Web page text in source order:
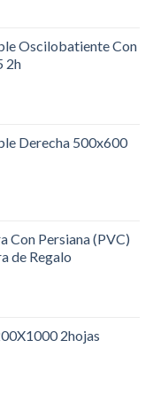
Oscilobatiente Con
2h
Derecha 500x600
Con Persiana (PVC)
de Regalo
2hojas